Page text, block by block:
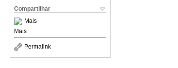
Compartilhar
Mais
Mais
Permalink